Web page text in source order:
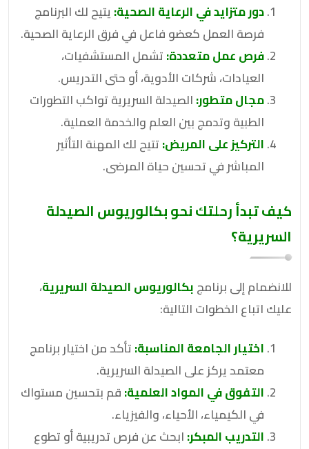
دور متزايد في الرعاية الصحية:يتيح لك البرنامج
فرصة العمل كعضو فاعل في فرق الرعاية الصحية.
فرص عمل متعددة:تشمل المستشفيات،
العيادات، شركات الأدوية، أو حتى التدريس.
مجال متطور:الصيدلة السريرية تواكب التطورات
الطبية وتدمج بين العلم والخدمة العملية.
التركيز على المريض:تتيح لك المهنة التأثير
المباشر في تحسين حياة المرضى.
كيف تبدأ رحلتك نحوبكالوريوس الصيدلة
السريرية؟
للانضمام إلى برنامجبكالوريوس الصيدلة السريرية،
عليك اتباع الخطوات التالية:
اختيار الجامعة المناسبة:تأكد من اختيار برنامج
معتمد يركز على الصيدلة السريرية.
التفوق في المواد العلمية:قم بتحسين مستواك
في الكيمياء، الأحياء، والفيزياء.
التدريب المبكر:ابحث عن فرص تدريبية أو تطوع